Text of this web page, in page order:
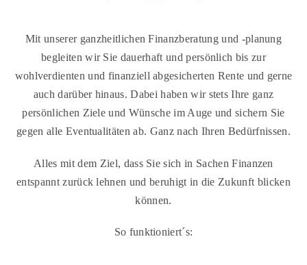
Mit unserer ganzheitlichen Finanzberatung und -planung
begleiten wir Sie dauerhaft und persönlich bis zur
wohlverdienten und finanziell abgesicherten Rente und gerne
auch darüber hinaus. Dabei haben wir stets Ihre ganz
persönlichen Ziele und Wünsche im Auge und sichern Sie
gegen alle Eventualitäten ab. Ganz nach Ihren Bedürfnissen.
Alles mit dem Ziel, dass Sie sich in Sachen Finanzen
entspannt zurück lehnen und beruhigt in die Zukunft blicken
können.
So funktioniert´s: